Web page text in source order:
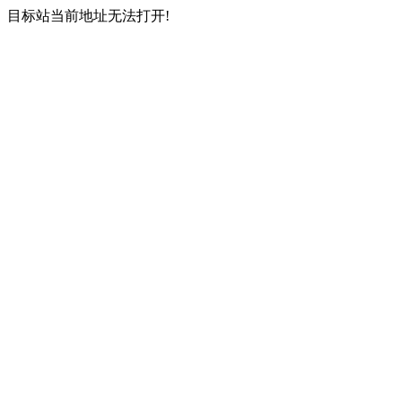
目标站当前地址无法打开!